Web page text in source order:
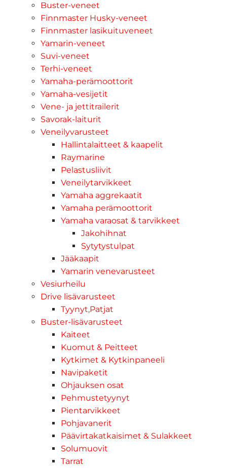
Buster-veneet
Finnmaster Husky-veneet
Finnmaster lasikuituveneet
Yamarin-veneet
Suvi-veneet
Terhi-veneet
Yamaha-perämoottorit
Yamaha-vesijetit
Vene- ja jettitrailerit
Savorak-laiturit
Veneilyvarusteet
Hallintalaitteet & kaapelit
Raymarine
Pelastusliivit
Veneilytarvikkeet
Yamaha aggrekaatit
Yamaha perämoottorit
Yamaha varaosat & tarvikkeet
Jakohihnat
Sytytystulpat
Jääkaapit
Yamarin venevarusteet
Vesiurheilu
Drive lisävarusteet
Tyynyt,Patjat
Buster-lisävarusteet
Kaiteet
Kuomut & Peitteet
Kytkimet & Kytkinpaneeli
Navipaketit
Ohjauksen osat
Pehmustetyynyt
Pientarvikkeet
Pohjavanerit
Päävirtakatkaisimet & Sulakkeet
Solumuovit
Tarrat